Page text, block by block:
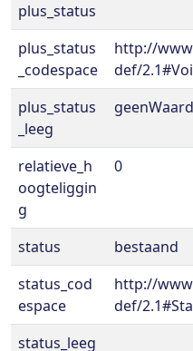
plus_status
plus_status
_codespace
http://
def/
plus_status
_leeg
relatieve_h
oogteliggin
g
0
status
bestaand
status_cod
espace
http://
def/
status_leeg